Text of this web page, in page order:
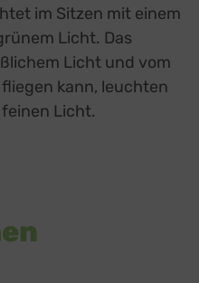
im Sitzen mit einem
Licht. Das
Licht und vom
kann, leuchten
Licht.